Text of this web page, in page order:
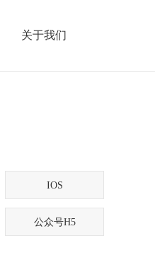
关于我们
IOS
公众号H5